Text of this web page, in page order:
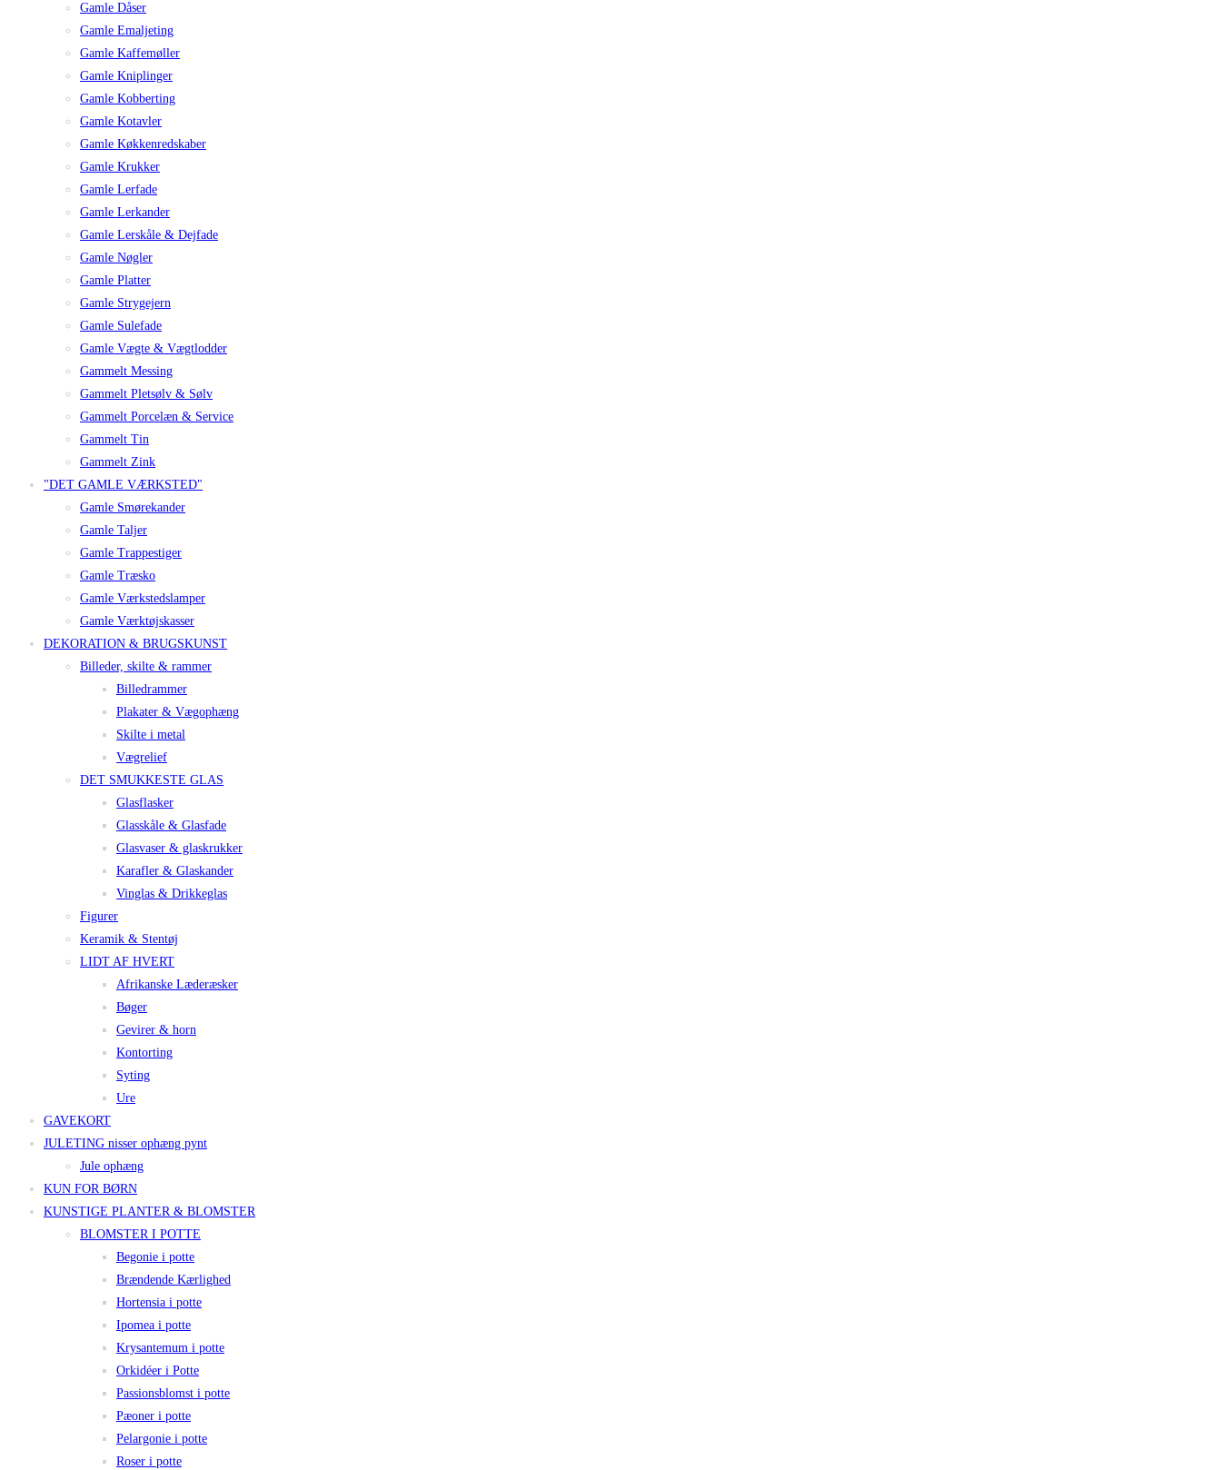
Gamle Dåser
Gamle Emaljeting
Gamle Kaffemøller
Gamle Kniplinger
Gamle Kobberting
Gamle Kotavler
Gamle Køkkenredskaber
Gamle Krukker
Gamle Lerfade
Gamle Lerkander
Gamle Lerskåle & Dejfade
Gamle Nøgler
Gamle Platter
Gamle Strygejern
Gamle Sulefade
Gamle Vægte & Vægtlodder
Gammelt Messing
Gammelt Pletsølv & Sølv
Gammelt Porcelæn & Service
Gammelt Tin
Gammelt Zink
"DET GAMLE VÆRKSTED"
Gamle Smørekander
Gamle Taljer
Gamle Trappestiger
Gamle Træsko
Gamle Værkstedslamper
Gamle Værktøjskasser
DEKORATION & BRUGSKUNST
Billeder, skilte & rammer
Billedrammer
Plakater & Vægophæng
Skilte i metal
Vægrelief
DET SMUKKESTE GLAS
Glasflasker
Glasskåle & Glasfade
Glasvaser & glaskrukker
Karafler & Glaskander
Vinglas & Drikkeglas
Figurer
Keramik & Stentøj
LIDT AF HVERT
Afrikanske Læderæsker
Bøger
Gevirer & horn
Kontorting
Syting
Ure
GAVEKORT
JULETING nisser ophæng pynt
Jule ophæng
KUN FOR BØRN
KUNSTIGE PLANTER & BLOMSTER
BLOMSTER I POTTE
Begonie i potte
Brændende Kærlighed
Hortensia i potte
Ipomea i potte
Krysantemum i potte
Orkidéer i Potte
Passionsblomst i potte
Pæoner i potte
Pelargonie i potte
Roser i potte